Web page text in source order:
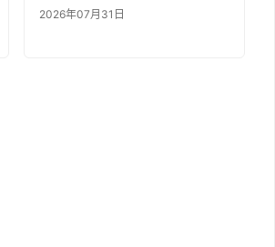
2026年07月31日